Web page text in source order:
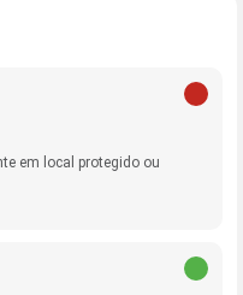
em local protegido ou